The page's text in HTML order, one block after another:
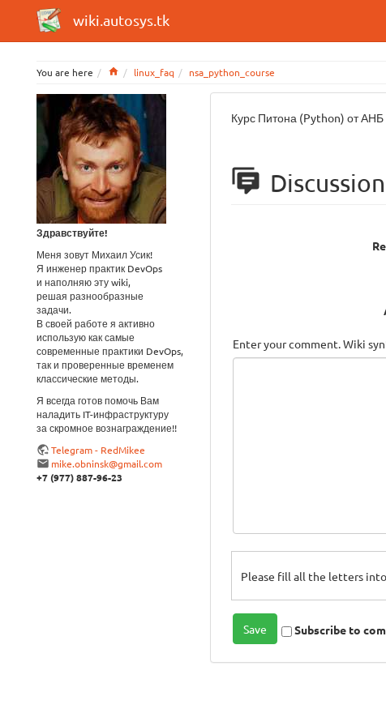
wiki.autosys.tk
You are here Homelinux_faq nsa_python_course
Здравствуйте!
Меня зовут Михаил Усик!
Я инженер практик DevOps
и наполняю эту wiki,
решая разнообразные
задачи.
В своей работе я активно
использую как самые
современные практики DevOps,
так и проверенные временем
классические методы.
Я всегда готов помочь Вам
наладить IT-инфраструктуру
за скромное вознаграждение!!
Telegram - RedMikee
mike.obninsk@gmail.com
+7 (977) 887-96-23
Курс Питона (Python) от АНБ
Discussion
Enter your comment. Wiki
Please fill all the letters
Subscribe to